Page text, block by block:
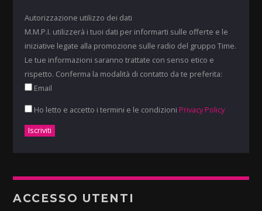
Autorizzazione utilizzo dei dati
M.M.P.I. utilizzerà i tuoi dati per informarti sulle offerte e le
iniziative legate alla promozione sulle radio del gruppo Time.
Le tue informazioni saranno trattate con senso etico e
rispetto. Conferma la modalità di contatto da te preferita:
Email
Ho letto e accetto i termini e le condizioni Privacy Policy
ACCESSO UTENTI